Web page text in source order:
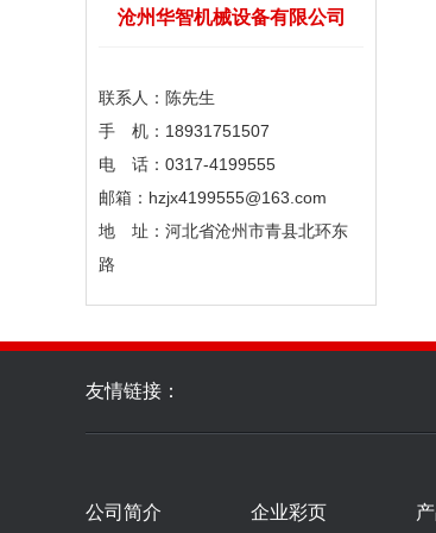
沧州华智机械设备有限公司
联系人：陈先生
手 机：18931751507
电 话：0317-4199555
邮箱：hzjx4199555@163.com
地 址：河北省沧州市青县北环东
路
友情链接：
公司简介 企业彩页